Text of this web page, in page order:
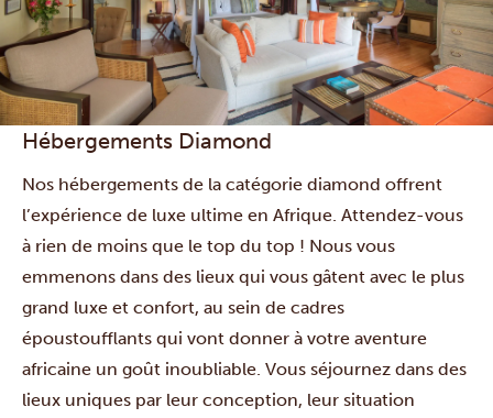
Hébergements Diamond
Nos hébergements de la catégorie diamond offrent
l’expérience de luxe ultime en Afrique. Attendez-vous
à rien de moins que le top du top ! Nous vous
emmenons dans des lieux qui vous gâtent avec le plus
grand luxe et confort, au sein de cadres
époustoufflants qui vont donner à votre aventure
africaine un goût inoubliable. Vous séjournez dans des
lieux uniques par leur conception, leur situation